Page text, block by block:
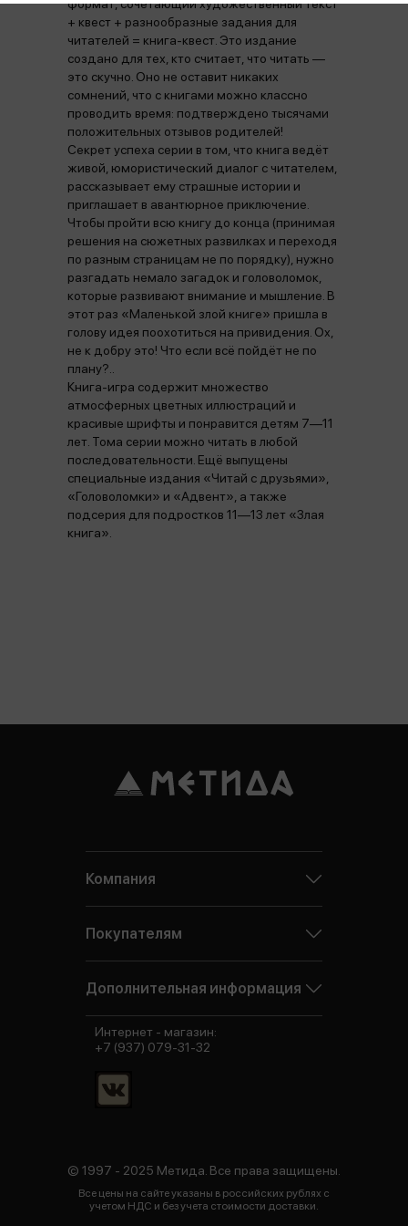
формат, сочетающий художественный текст
+ квест + разнообразные задания для
читателей = книга-квест. Это издание
создано для тех, кто считает, что читать —
это скучно. Оно не оставит никаких
сомнений, что с книгами можно классно
проводить время: подтверждено тысячами
положительных отзывов родителей!
Секрет успеха серии в том, что книга ведёт
живой, юмористический диалог с читателем,
рассказывает ему страшные истории и
приглашает в авантюрное приключение.
Чтобы пройти всю книгу до конца (принимая
решения на сюжетных развилках и переходя
по разным страницам не по порядку), нужно
разгадать немало загадок и головоломок,
которые развивают внимание и мышление. В
этот раз «Маленькой злой книге» пришла в
голову идея поохотиться на привидения. Ох,
не к добру это! Что если всё пойдёт не по
плану?..
Книга-игра содержит множество
атмосферных цветных иллюстраций и
красивые шрифты и понравится детям 7—11
лет. Тома серии можно читать в любой
последовательности. Ещё выпущены
специальные издания «Читай с друзьями»,
«Головоломки» и «Адвент», а также
подсерия для подростков 11—13 лет «Злая
книга».
Компания
Покупателям
Дополнительная информация
© 1997 - 2025 Метида. Все права защищены.
Все цены на сайте указаны в российских рублях с
учетом НДС и без учета стоимости доставки.
Интернет - магазин:
+7 (937) 079-31-32